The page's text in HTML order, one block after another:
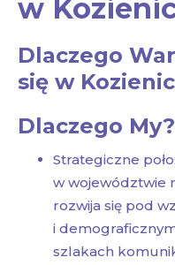
w
Dlaczego
się w
Dlaczego My?
Strategiczne
w województwie
rozwija się pod
i
szlakach